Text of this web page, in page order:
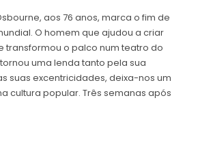
aos 76 anos, marca o fim de
O homem que ajudou a criar
transformou o palco num teatro do
uma lenda tanto pela sua
suas excentricidades, deixa-nos um
cultura popular. Três semanas após